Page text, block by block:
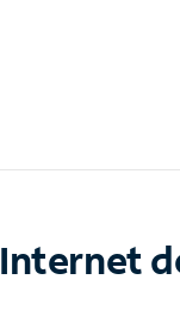
Internet